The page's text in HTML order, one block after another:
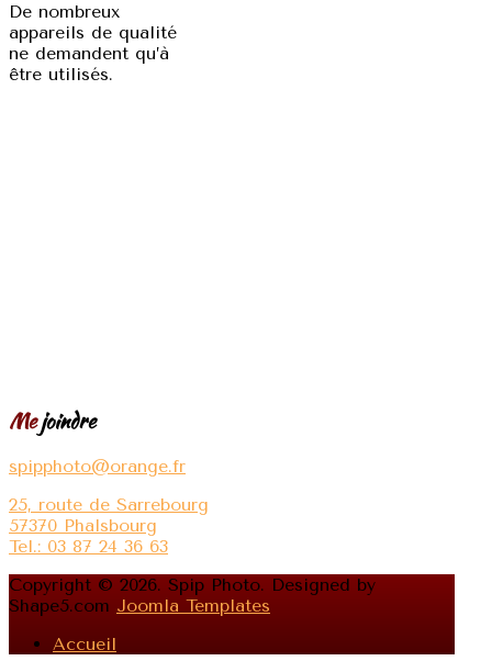
De nombreux
appareils de qualité
ne demandent qu’à
être utilisés.
Mejoindre
spipphoto@orange.fr
25, route de Sarrebourg
57370 Phalsbourg
Tel.: 03 87 24 36 63
Copyright © 2026. Spip Photo. Designed by
Shape5.com Joomla Templates
Accueil